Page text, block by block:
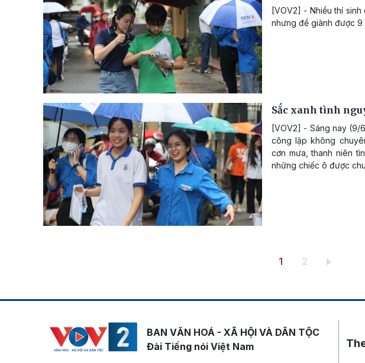
[VOV2] - Nhiều thí
nhưng để giành được 9
Sắc xanh tình
[VOV2] - Sáng nay (9/
công lập không
cơn mưa, thanh niên
những chiếc ô được
Trang hiện thời
1 Trang
2
BAN VĂN HOÁ - XÃ HỘI VÀ DÂN TỘC
Đài Tiếng nói Việt Nam